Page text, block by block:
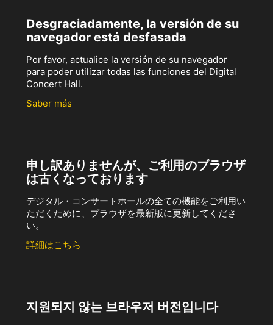
Desgraciadamente, la versión de su
navegador está desfasada
Por favor, actualice la versión de su navegador
para poder utilizar todas las funciones del Digital
Concert Hall.
Saber más
申し訳ありませんが、ご利用のブラウザ
は古くなっております
デジタル・コンサートホールの全ての機能をご利用い
ただくために、ブラウザを最新版に更新してくださ
い。
詳細はこちら
지원되지 않는 브라우저 버전입니다